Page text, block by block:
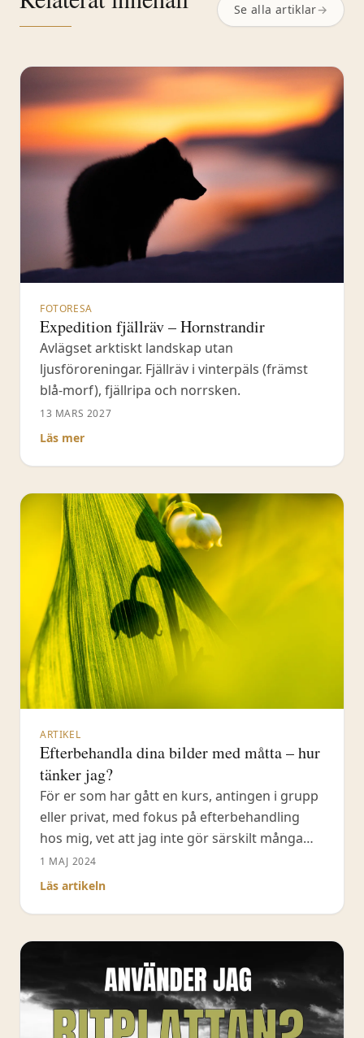
Se alla artiklar→
FOTORESA
Expedition fjällräv – Hornstrandir
Avlägset arktiskt landskap utan
ljusföroreningar. Fjällräv i vinterpäls (främst
blå-morf), fjällripa och norrsken.
13 MARS 2027
Läs mer
ARTIKEL
Efterbehandla dina bilder med måtta – hur
tänker jag?
För er som har gått en kurs, antingen i grupp
eller privat, med fokus på efterbehandling
hos mig, vet att jag inte gör särskilt många
steg med mina naturbilder. Jag koncentrerar
mig på mitt arbetsflöde och hur jag ska få så
ändå
1 MAJ 2024
Läs artikeln